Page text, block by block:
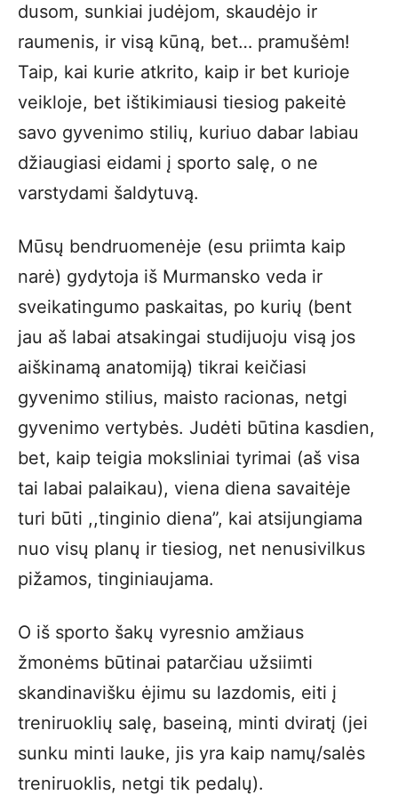
dusom, sunkiai judėjom, skaudėjo ir
raumenis, ir visą kūną, bet… pramušėm!
Taip, kai kurie atkrito, kaip ir bet kurioje
veikloje, bet ištikimiausi tiesiog pakeitė
savo gyvenimo stilių, kuriuo dabar labiau
džiaugiasi eidami į sporto salę, o ne
varstydami šaldytuvą.
Mūsų bendruomenėje (esu priimta kaip
narė) gydytoja iš Murmansko veda ir
sveikatingumo paskaitas, po kurių (bent
jau aš labai atsakingai studijuoju visą jos
aiškinamą anatomiją) tikrai keičiasi
gyvenimo stilius, maisto racionas, netgi
gyvenimo vertybės. Judėti būtina kasdien,
bet, kaip teigia moksliniai tyrimai (aš visa
tai labai palaikau), viena diena savaitėje
turi būti ,,tinginio diena”, kai atsijungiama
nuo visų planų ir tiesiog, net nenusivilkus
pižamos, tinginiaujama.
O iš sporto šakų vyresnio amžiaus
žmonėms būtinai patarčiau užsiimti
skandinavišku ėjimu su lazdomis, eiti į
treniruoklių salę, baseiną, minti dviratį (jei
sunku minti lauke, jis yra kaip namų/salės
treniruoklis, netgi tik pedalų).